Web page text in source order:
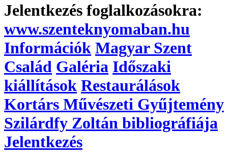
Jelentkezés foglalkozásokra:
www.szenteknyomaban.hu
Információk Magyar Szent
Család Galéria Időszaki
kiállítások Restaurálások
Kortárs Művészeti Gyűjtemény
Szilárdfy Zoltán bibliográfiája
Jelentkezés